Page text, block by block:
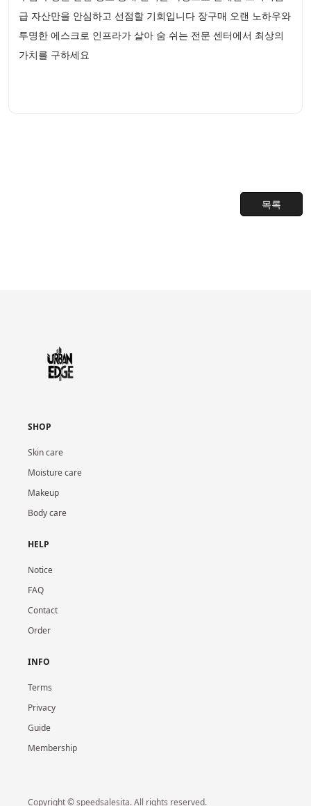
급 자산만을 안심하고 선점할 기회입니다 장구매 오랜 노하우와
투명한 에스크로 인프라가 살아 숨 쉬는 전문 센터에서 최상의
가치를 구하세요
목록
SHOP
Skin care
Moisture care
Makeup
Body care
HELP
Notice
FAQ
Contact
Order
INFO
Terms
Privacy
Guide
Membership
Copyright © speedsalesita. All rights reserved.